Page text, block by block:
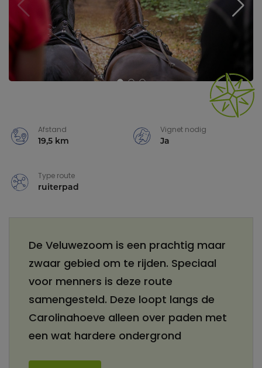
Afstand
19,5 km
Vignet nodig
Ja
Type route
ruiterpad
De Veluwezoom is een prachtig maar
zwaar gebied om te rijden. Speciaal
voor menners is deze route
samengesteld. Deze loopt langs de
Carolinahoeve alleen over paden met
een wat hardere ondergrond